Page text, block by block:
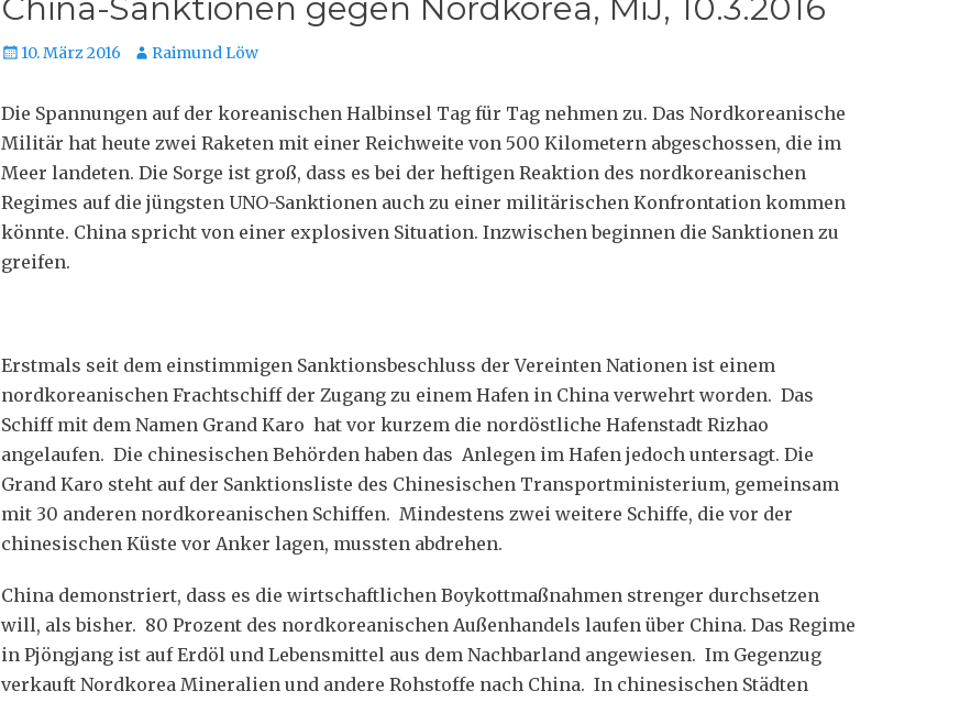
China-Sanktionen gegen Nordkorea, MiJ, 10.3.2016
Veröffentlicht
10. März 2016 Autor
Raimund Löw
Die Spannungen auf der koreanischen Halbinsel Tag für Tag nehmen zu. Das Nordkoreanische
Militär hat heute zwei Raketen mit einer Reichweite von 500 Kilometern abgeschossen, die im
Meer landeten. Die Sorge ist groß, dass es bei der heftigen Reaktion des nordkoreanischen
Regimes auf die jüngsten UNO-Sanktionen auch zu einer militärischen Konfrontation kommen
könnte. China spricht von einer explosiven Situation. Inzwischen beginnen die Sanktionen zu
greifen.
Erstmals seit dem einstimmigen Sanktionsbeschluss der Vereinten Nationen ist einem
nordkoreanischen Frachtschiff der Zugang zu einem Hafen in China verwehrt worden. Das
Schiff mit dem Namen Grand Karo hat vor kurzem die nordöstliche Hafenstadt Rizhao
angelaufen. Die chinesischen Behörden haben das Anlegen im Hafen jedoch untersagt. Die
Grand Karo steht auf der Sanktionsliste des Chinesischen Transportministerium, gemeinsam
mit 30 anderen nordkoreanischen Schiffen. Mindestens zwei weitere Schiffe, die vor der
chinesischen Küste vor Anker lagen, mussten abdrehen.
China demonstriert, dass es die wirtschaftlichen Boykottmaßnahmen strenger durchsetzen
will, als bisher. 80 Prozent des nordkoreanischen Außenhandels laufen über China. Das Regime
in Pjöngjang ist auf Erdöl und Lebensmittel aus dem Nachbarland angewiesen. Im Gegenzug
verkauft Nordkorea Mineralien und andere Rohstoffe nach China. In chinesischen Städten